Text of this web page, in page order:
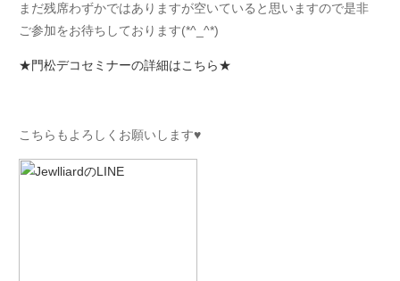
まだ残席わずかではありますが空いていると思いますので是非
ご参加をお待ちしております(*^_^*)
★門松デコセミナーの詳細はこちら★
こちらもよろしくお願いします♥︎